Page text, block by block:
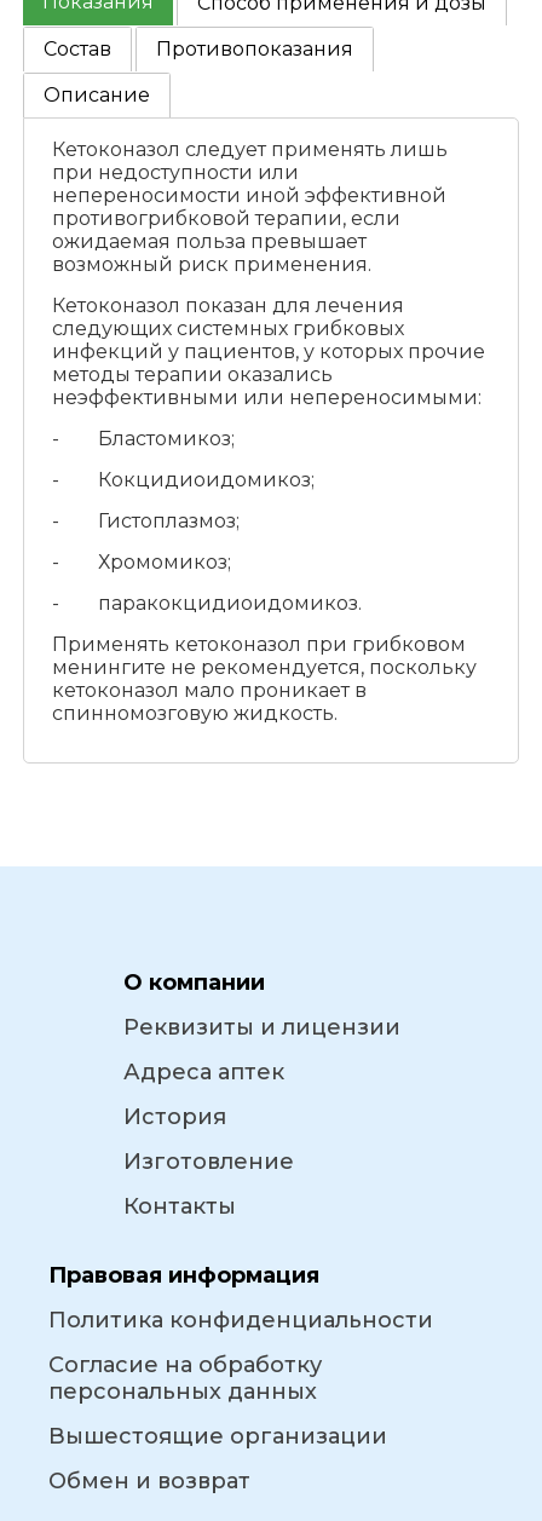
Состав
Противопоказания
Описание
Кетоконазол следует применять лишь
при недоступности или
непереносимости иной эффективной
противогрибковой терапии, если
ожидаемая польза превышает
возможный риск применения.
Кетоконазол показан для лечения
следующих системных грибковых
инфекций у пациентов, у которых прочие
методы терапии оказались
неэффективными или непереносимыми:
- Бластомикоз;
- Кокцидиоидомикоз;
- Гистоплазмоз;
- Хромомикоз;
- паракокцидиоидомикоз.
Применять кетоконазол при грибковом
менингите не рекомендуется, поскольку
кетоконазол мало проникает в
спинномозговую жидкость.
О компании
Реквизиты и лицензии
Адреса аптек
История
Изготовление
Контакты
Правовая информация
Политика конфиденциальности
Согласие на обработку
персональных данных
Вышестоящие организации
Обмен и возврат